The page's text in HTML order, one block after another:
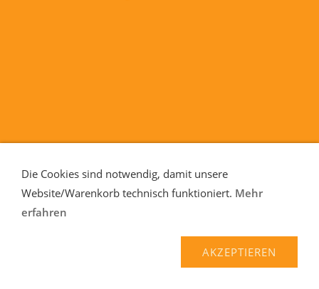
Die Cookies sind notwendig, damit unsere
Website/Warenkorb technisch funktioniert. Mehr
erfahren
AKZEPTIEREN